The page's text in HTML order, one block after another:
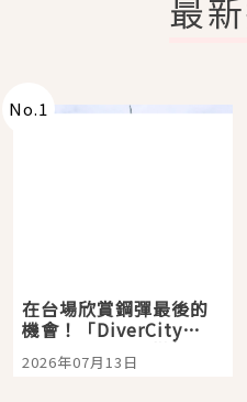
最
No.1
在台場欣賞鋼彈最後的
機會！「DiverCity
Tokyo Plaza」搭船、
購物、美食及夜景，一
2026年07月13日